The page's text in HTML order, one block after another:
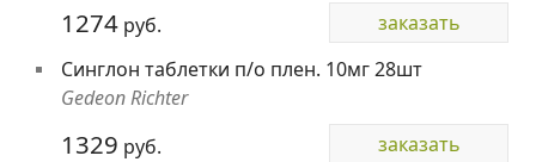
1274 руб.
заказать
Синглон таблетки п/о плен. 10мг 28шт
Gedeon Richter
1329 руб.
заказать